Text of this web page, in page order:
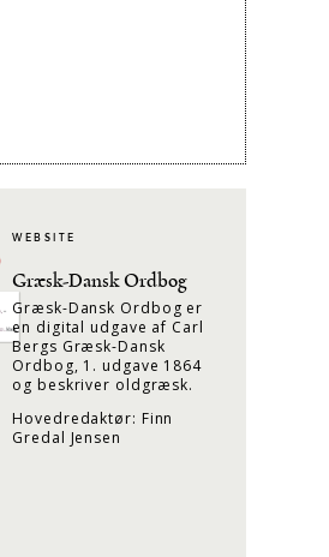
WEBSITE
Græsk-Dansk Ordbog
Græsk-Dansk Ordbog er
en digital udgave af Carl
Bergs Græsk-Dansk
Ordbog, 1. udgave 1864
og beskriver oldgræsk.
Hovedredaktør: Finn
Gredal Jensen